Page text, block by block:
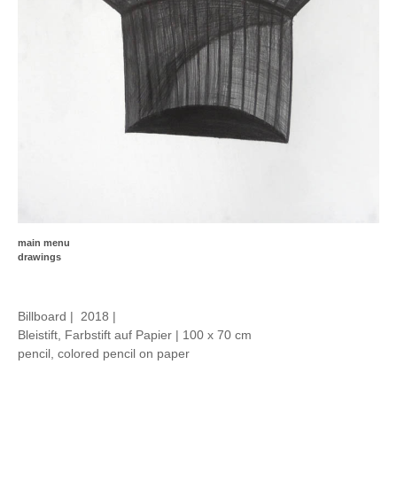
main menu
drawings
Billboard | 2018 |
Bleistift, Farbstift auf Papier | 100 x 70 cm
pencil, colored pencil on paper